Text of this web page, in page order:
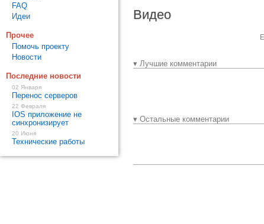
Видео
▾ Лучшие комментарии
▾ Остальные комментарии
FAQ
Идеи
Прочее
Помочь проекту
Новости
Последние новости
02 Января
Перенос серверов
22 Февраля
IOS приложение не
синхронизирует
20 Июня
Технические работы